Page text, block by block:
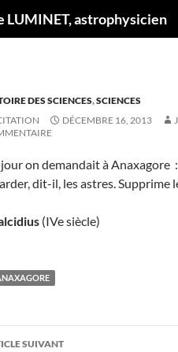
LUMINET, astrophysicien
DES SCIENCES,SCIENCES
DÉCEMBRE 16, 2013
on demandait à Anaxagore
dit-il, les astres. Supprime
(IVe siècle)
SUIVANT